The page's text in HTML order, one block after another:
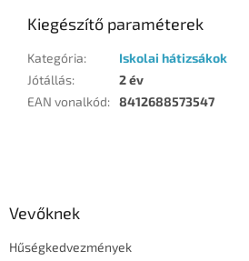
Kiegészítő paraméterek
Kategória:
Iskolai hátizsákok
Jótállás:
2 év
EAN vonalkód: 8412688573547
Vevőknek
Hűségkedvezmények